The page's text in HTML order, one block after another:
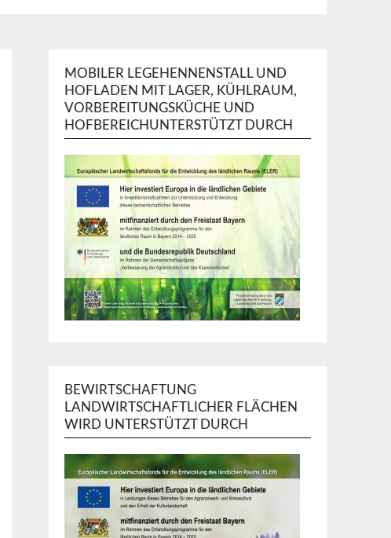
MOBILER LEGEHENNENSTALL UND
HOFLADEN MIT LAGER, KÜHLRAUM,
VORBEREITUNGSKÜCHE UND
HOFBEREICHUNTERSTÜTZT DURCH
BEWIRTSCHAFTUNG
LANDWIRTSCHAFTLICHER FLÄCHEN
WIRD UNTERSTÜTZT DURCH